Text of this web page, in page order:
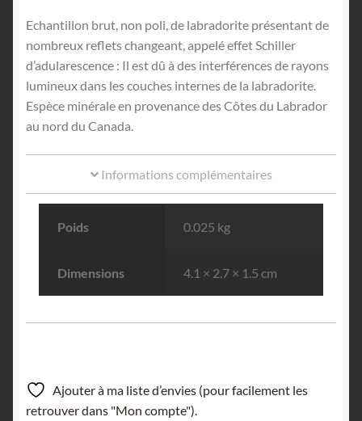
Echantillon brut, non poli, de labradorite présentant de
nombreux reflets changeant, appelé effet Schiller
d’adularescence : Il est dû à des interférences de rayons
lumineux dans les couches internes de la labradorite.
Espèce minérale en provenance des Côtes du Labrador
au nord du Canada.
Informations complémentaires
Poids 0.025 kg
Dimensions 4.1 × 2.7 × 1.5 cm
Ajouter à ma liste d’envies (pour facilement les
retrouver dans "Mon compte").